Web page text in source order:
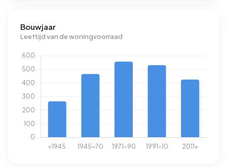
Bouwjaar
Leeftijd van de woningvoorraad